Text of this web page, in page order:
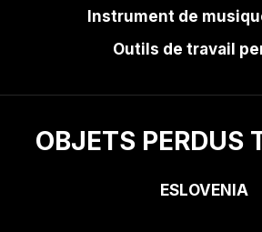
Instrument de
Outils de travail
OBJETS PERDUS
ESLOVENIA